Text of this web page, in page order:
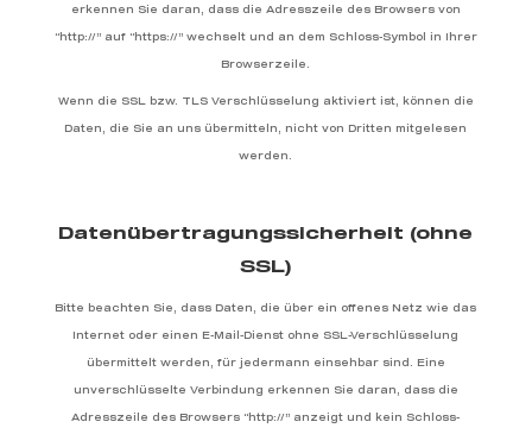
erkennen Sie daran, dass die Adresszeile des Browsers von
“http://” auf “https://” wechselt und an dem Schloss-Symbol in Ihrer
Browserzeile.
Wenn die SSL bzw. TLS Verschlüsselung aktiviert ist, können die
Daten, die Sie an uns übermitteln, nicht von Dritten mitgelesen
werden.
Datenübertragungssicherheit (ohne
SSL)
Bitte beachten Sie, dass Daten, die über ein offenes Netz wie das
Internet oder einen E-Mail-Dienst ohne SSL-Verschlüsselung
übermittelt werden, für jedermann einsehbar sind. Eine
unverschlüsselte Verbindung erkennen Sie daran, dass die
Adresszeile des Browsers “http://” anzeigt und kein Schloss-